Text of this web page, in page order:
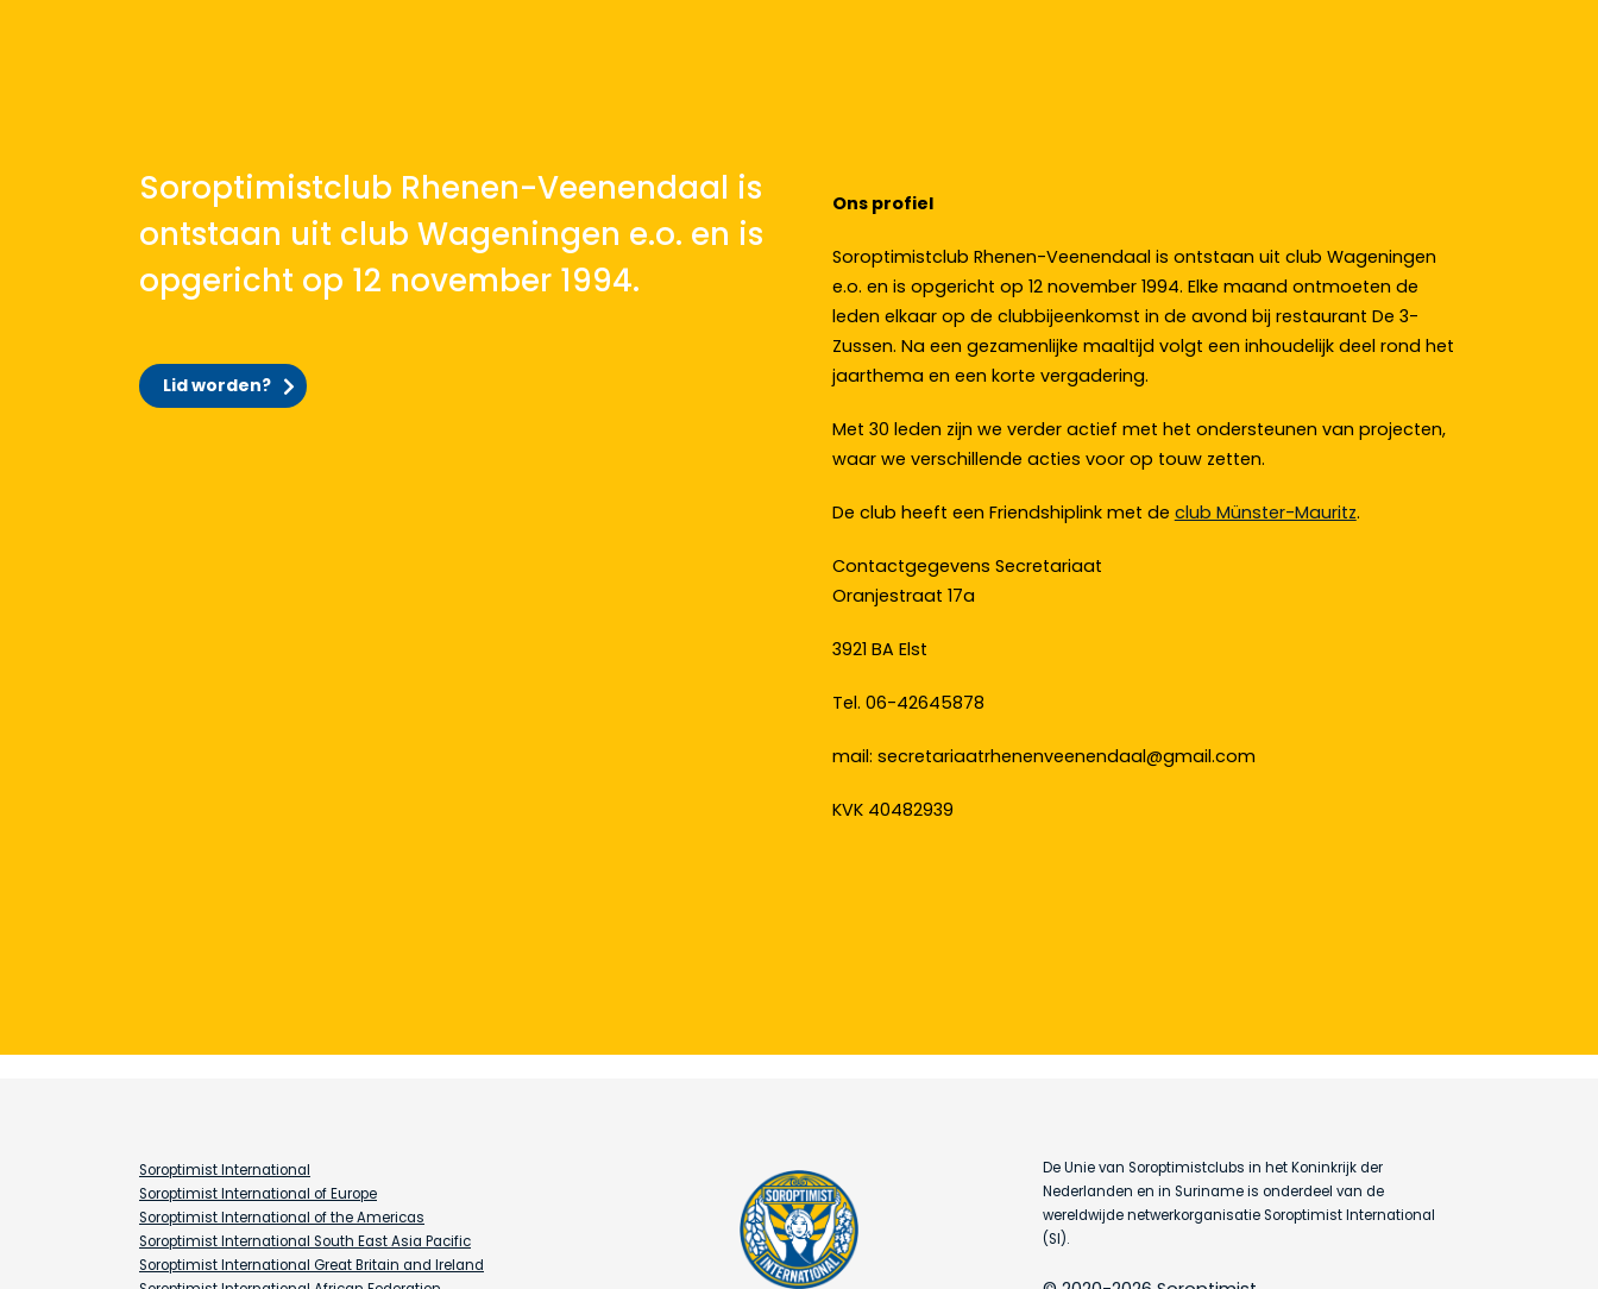
Soroptimistclub Rhenen-Veenendaal is
ontstaan uit club Wageningen e.o. en is
opgericht op 12 november 1994.
Lid worden?
Ons profiel
Soroptimistclub Rhenen-Veenendaal is ontstaan uit club Wageningen
e.o. en is opgericht op 12 november 1994. Elke maand ontmoeten de
leden elkaar op de clubbijeenkomst in de avond bij restaurant De 3-
Zussen. Na een gezamenlijke maaltijd volgt een inhoudelijk deel rond het
jaarthema en een korte vergadering.
Met 30 leden zijn we verder actief met het ondersteunen van projecten,
waar we verschillende acties voor op touw zetten.
De club heeft een Friendshiplink met de club Münster-Mauritz.
Contactgegevens Secretariaat
Oranjestraat 17a
3921 BA Elst
Tel. 06-42645878
mail: secretariaatrhenenveenendaal@gmail.com
KVK 40482939
Soroptimist International
Soroptimist International of Europe
Soroptimist International of the Americas
Soroptimist International South East Asia Pacific
Soroptimist International Great Britain and Ireland
De Unie van Soroptimistclubs in het Koninkrijk der
Nederlanden en in Suriname is onderdeel van de
wereldwijde netwerkorganisatie Soroptimist International
(SI).